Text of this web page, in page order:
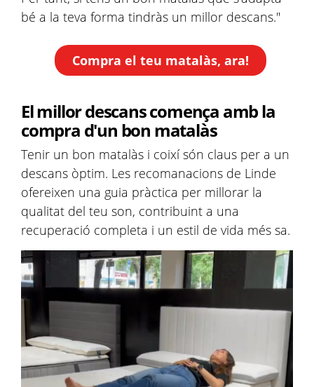
bé a la teva forma tindràs un millor descans."
Compra el teu matalàs, ara!
El millor descans comença amb la
compra d'un bon matalàs
Tenir un bon matalàs i coixí són claus per a un
descans òptim. Les recomanacions de Linde
ofereixen una guia pràctica per millorar la
qualitat del teu son, contribuint a una
recuperació completa i un estil de vida més sa.